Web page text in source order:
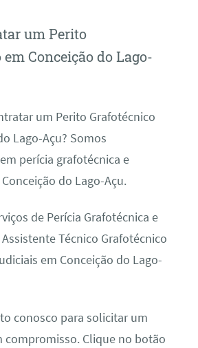
um Perito
Conceição do Lago-
um Perito Grafotécnico
Lago-Açu? Somos
perícia grafotécnica e
do Lago-Açu.
de Perícia Grafotécnica e
Técnico Grafotécnico
em Conceição do Lago-
conosco para solicitar um
compromisso. Clique no botão